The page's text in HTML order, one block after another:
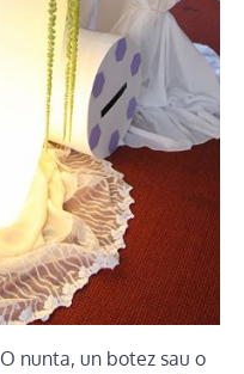
O nunta, un botez sau o